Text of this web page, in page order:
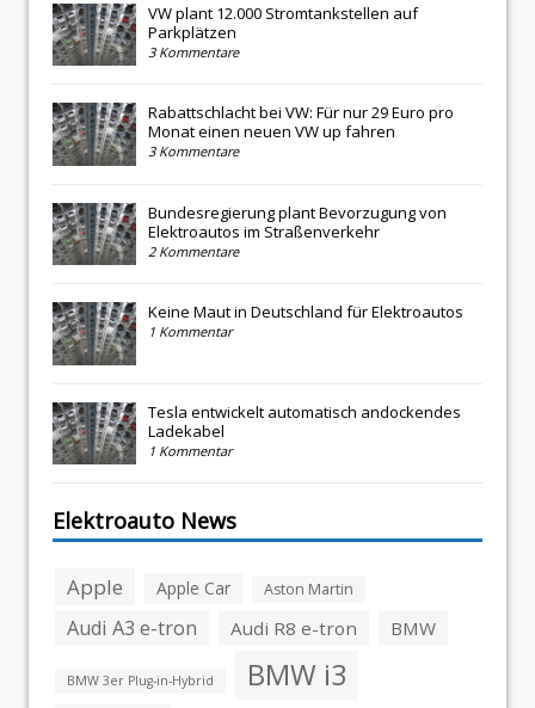
VW plant 12.000 Stromtankstellen auf
Parkplätzen
3 Kommentare
Rabattschlacht bei VW: Für nur 29 Euro pro
Monat einen neuen VW up fahren
3 Kommentare
Bundesregierung plant Bevorzugung von
Elektroautos im Straßenverkehr
2 Kommentare
Keine Maut in Deutschland für Elektroautos
1 Kommentar
Tesla entwickelt automatisch andockendes
Ladekabel
1 Kommentar
Elektroauto News
Apple Apple Car Aston Martin
Audi A3 e-tron Audi R8 e-tron BMW
BMW 3er Plug-in-Hybrid BMW i3